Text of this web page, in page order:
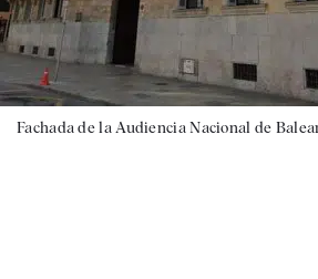
Fachada de la Audiencia Nacional de